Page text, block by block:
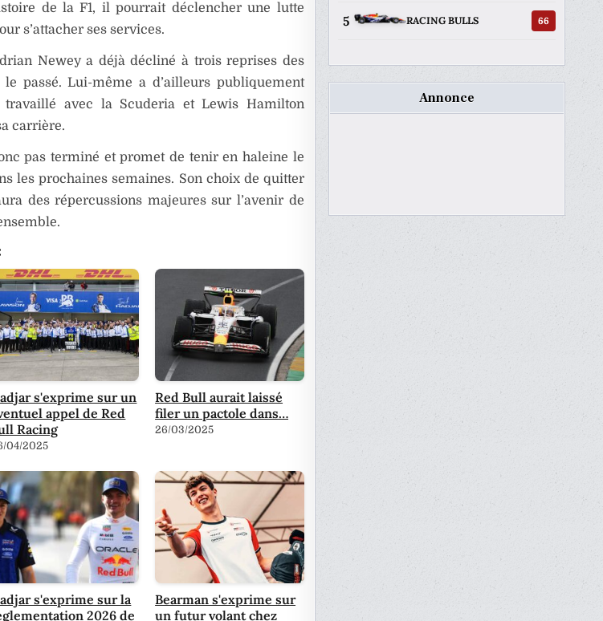
de la F1, il pourrait déclencher une lutte
s’attacher ses services.
Newey a déjà décliné à trois reprises des
passé. Lui-même a d’ailleurs publiquement
avec la Scuderia et Lewis Hamilton
carrière.
pas terminé et promet de tenir en haleine le
les prochaines semaines. Son choix de quitter
des répercussions majeures sur l’avenir de
s'exprime sur un
appel de Red
Racing
04/2025
Red Bull aurait laissé
filer un pactole dans…
26/03/2025
s'exprime sur la
2026 de
Bearman s'exprime sur
un futur volant chez
5 RACING BULLS 66
Annonce